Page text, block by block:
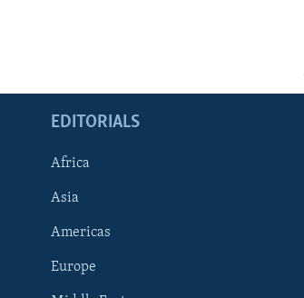
EDITORIALS
Africa
Asia
Americas
Europe